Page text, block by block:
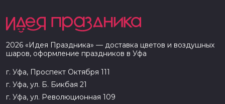
2026 «Идея Праздника» — доставка цветов и воздушных
шаров, оформление праздников в Уфа
г. Уфа, Проспект Октября 111
г. Уфа, ул. Б. Бикбая 21
г. Уфа, ул. Революционная 109